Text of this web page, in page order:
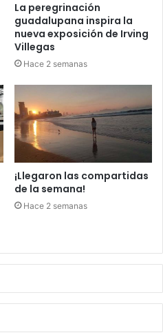
La peregrinación
guadalupana inspira la
nueva exposición de Irving
Villegas
Hace 2 semanas
¡Llegaron las compartidas
de la semana!
Hace 2 semanas